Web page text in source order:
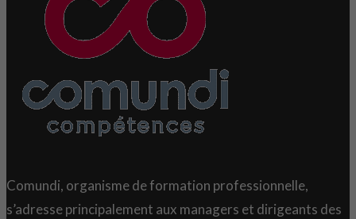
Comundi, organisme de formation professionnelle,
s’adresse principalement aux managers et dirigeants des